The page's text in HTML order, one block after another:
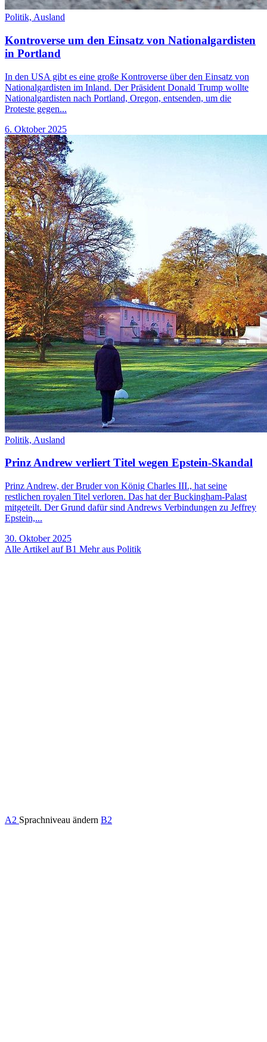
Politik, Ausland
Kontroverse um den Einsatz von Nationalgardisten
in Portland
In den USA gibt es eine große Kontroverse über den Einsatz von
Nationalgardisten im Inland. Der Präsident Donald Trump wollte
Nationalgardisten nach Portland, Oregon, entsenden, um die
Proteste gegen...
6. Oktober 2025
Politik, Ausland
Prinz Andrew verliert Titel wegen Epstein-Skandal
Prinz Andrew, der Bruder von König Charles III., hat seine
restlichen royalen Titel verloren. Das hat der Buckingham-Palast
mitgeteilt. Der Grund dafür sind Andrews Verbindungen zu Jeffrey
Epstein,...
30. Oktober 2025
Alle Artikel auf B1 Mehr aus Politik
A2 Sprachniveau ändern B2